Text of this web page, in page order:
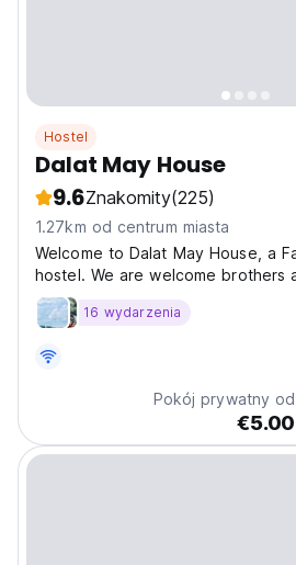
Hostel
Dalat May House
9.6Znakomity(225)
1.27km od centrum miasta
Welcome to Dalat May House, a
hostel. We are welcome brothers
over the world, not matter what
House Dalat is a beautiful,
16 wydarzenia
Pokój prywatny od
€5.00